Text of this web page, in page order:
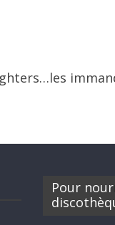
Pour